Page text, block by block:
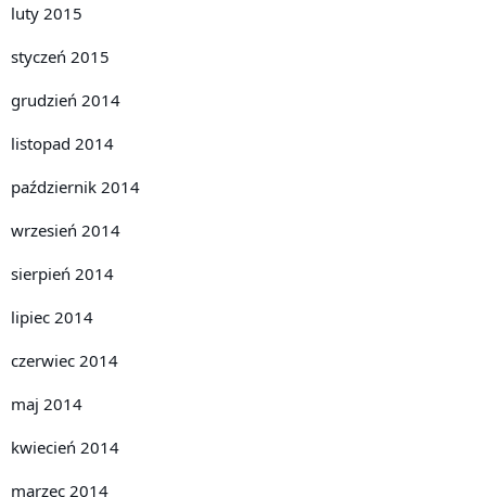
luty 2015
styczeń 2015
grudzień 2014
listopad 2014
październik 2014
wrzesień 2014
sierpień 2014
lipiec 2014
czerwiec 2014
maj 2014
kwiecień 2014
marzec 2014